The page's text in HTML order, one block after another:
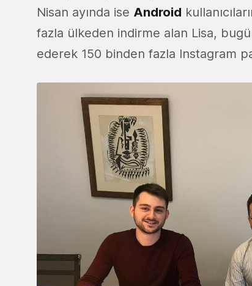
Nisan ayında ise Android
fazla ülkeden indirme alan Lisa,
ederek 150 binden fazla Instagram